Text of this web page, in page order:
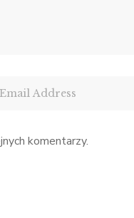
komentarzy.